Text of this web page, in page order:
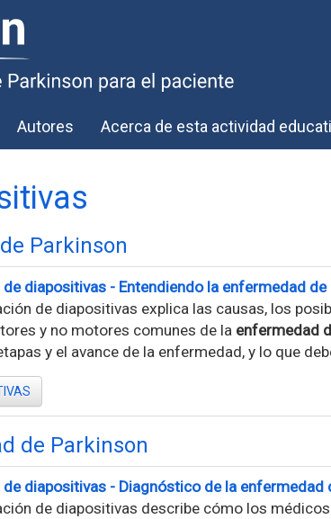
Autores Acerca de esta actividad
Parkinson
diapositivas - Entendiendo la enfermedad de
de diapositivas explica las causas, los
y no motores comunes de la enfermedad
y el avance de la enfermedad, y lo que
de Parkinson
diapositivas - Diagnóstico de la enfermedad
de diapositivas describe cómo los